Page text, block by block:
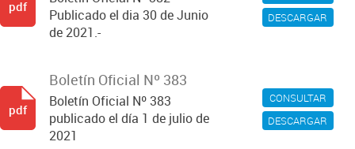
DESCARGAR
Publicado el dia 30 de Junio
de 2021.-
pdf
CONSULTAR
DESCARGAR
Boletín Oficial Nº 383
Boletín Oficial Nº 383
publicado el día 1 de julio de
2021
pdf